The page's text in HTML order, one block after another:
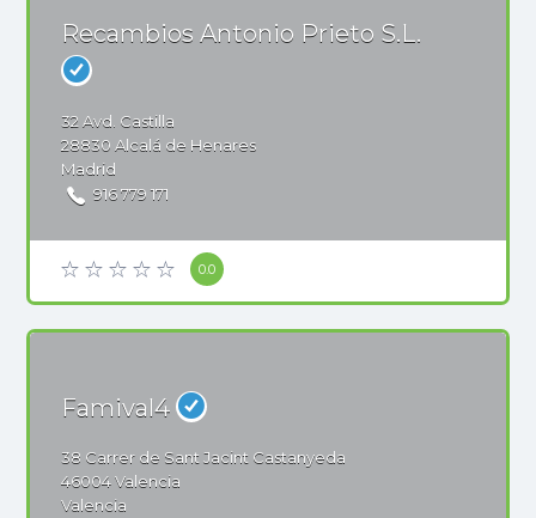
Recambios Antonio Prieto S.L.
32 Avd. Castilla
28830 Alcalá de Henares
Madrid
916 779 171
0.0
Famival4
38 Carrer de Sant Jacint Castanyeda
46004Valencia
Valencia